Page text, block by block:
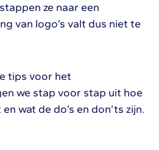
ze naar een
van logo’s valt dus niet te
tips voor het
we stap voor stap uit hoe
wat de do’s en don’ts zijn.